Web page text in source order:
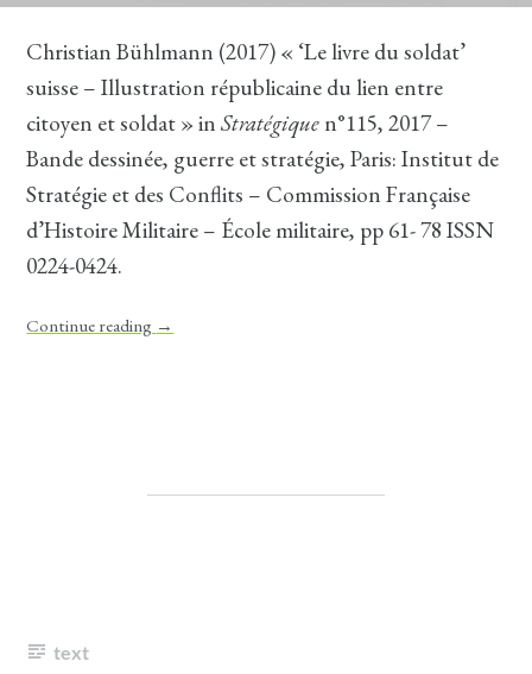
Christian Bühlmann (2017) « ‘Le livre du soldat’
suisse – Illustration républicaine du lien entre
citoyen et soldat » inStratégique n°115, 2017 –
Bande dessinée, guerre et stratégie, Paris: Institut de
Stratégie et des Conflits – Commission Française
d’Histoire Militaire – École militaire, pp 61- 78 ISSN
0224-0424.
Continue reading →
text